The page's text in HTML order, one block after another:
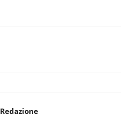
Redazione